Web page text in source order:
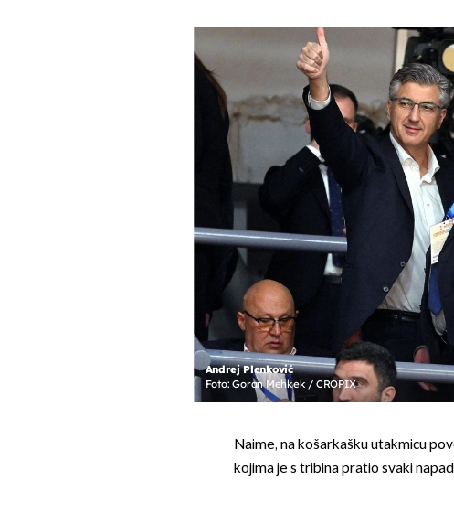
Andrej Plenković
Foto: Goran Mehkek / CROPIX
Naime, na košarkašku utakmicu
kojima je s tribina pratio svaki